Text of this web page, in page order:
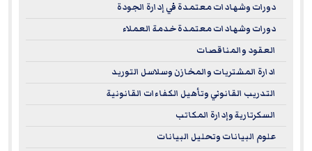
دورات وشهادات معتمدة في إدارة الجودة
دورات وشهادات معتمدة خدمة العملاء
العقود والمناقصات
ادارة المشتريات والمخازن وسلاسل التوريد
التدريب القانوني وتأهيل الكفاءات القانونية
السكرتارية وإدارة المكاتب
علوم البيانات وتحليل البيانات